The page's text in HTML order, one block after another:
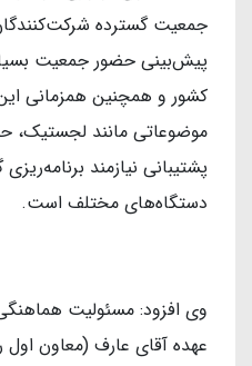
جمعیت گسترده
پیش‌بینی حضور جمعیت
کشور و همچنین همزمانی
موضوعاتی مانند لجستیک،
پشتیبانی نیازمند
دستگاه‌های مختلف است.
وی افزود: مسئولیت
عهده آقای عارف (معاون اول